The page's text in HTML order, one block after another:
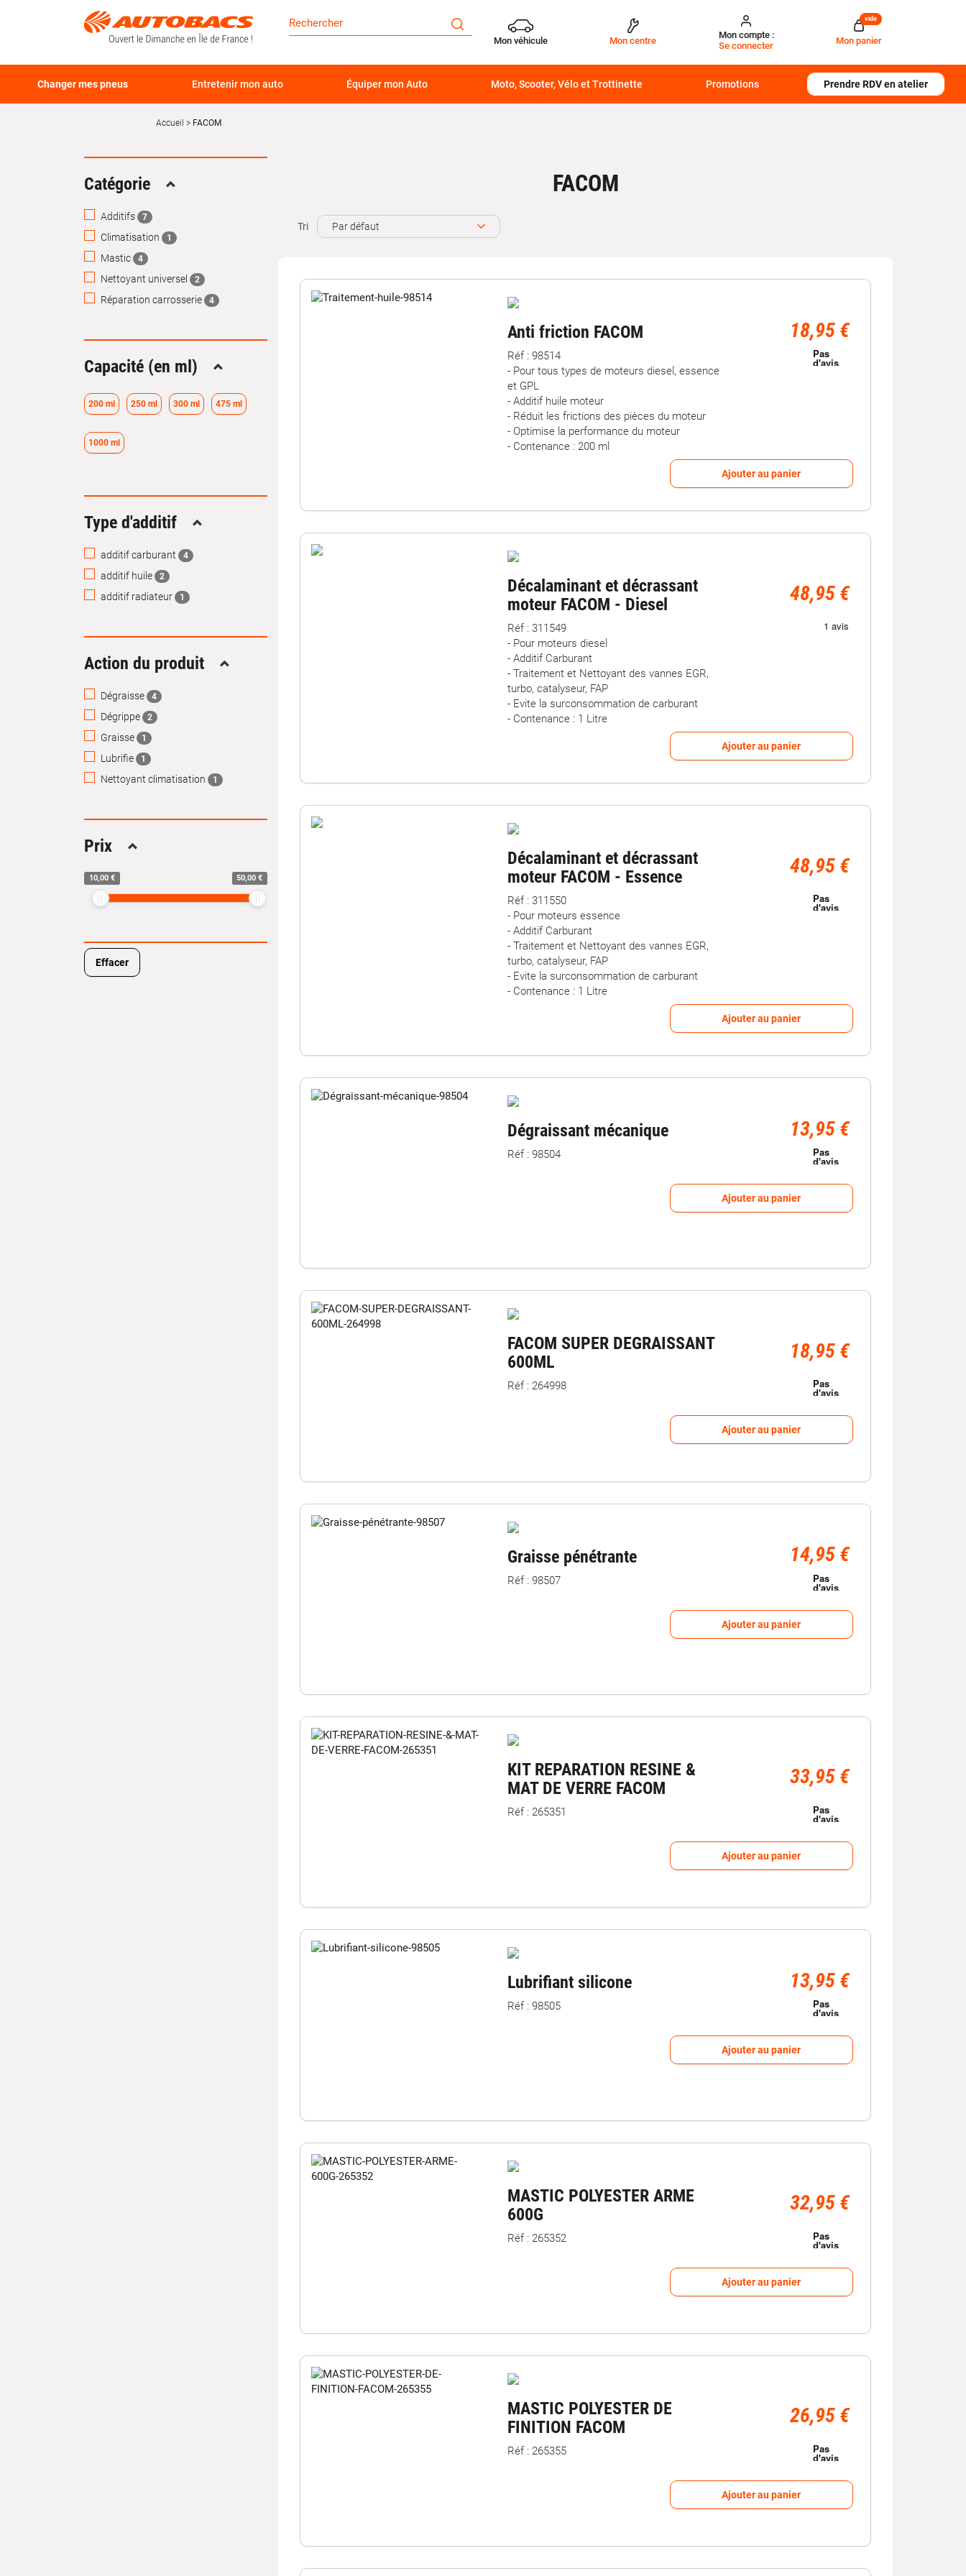
Mon véhicule Mon centre
Mon compte :
Se connecter
Mon panier
vide
Changer mes pneus Entretenir mon auto Équiper mon Auto Moto, Scooter, Vélo et Trottinette Promotions Prendre RDV en atelier
Accueil FACOM
Catégorie Replier
Additifs 7
Climatisation 1
Mastic 4
Nettoyant universel 2
Réparation carrosserie 4
Capacité (en ml) Replier
200 ml 250 ml 300 ml 475 ml
1000 ml
Type d'additif Replier
additif carburant 4
additif huile 2
additif radiateur 1
Action du produit Replier
Dégraisse 4
Dégrippe 2
Graisse 1
Lubrifie 1
Nettoyant climatisation 1
Prix Replier
10,00 € 50,00 €
Effacer
FACOM
Tri Par défaut
Anti friction FACOM 18,95 €
Réf : 98514
- Pour tous types de moteurs diesel, essence
et GPL
- Additif huile moteur
- Réduit les frictions des pièces du moteur
- Optimise la performance du moteur
- Contenance : 200 ml
Ajouter au panier
Décalaminant et décrassant
moteur FACOM - Diesel
48,95 €
Réf : 311549
- Pour moteurs diesel
- Additif Carburant
- Traitement et Nettoyant des vannes EGR,
turbo, catalyseur, FAP
- Evite la surconsommation de carburant
- Contenance : 1 Litre
Ajouter au panier
Décalaminant et décrassant
moteur FACOM - Essence
48,95 €
Réf : 311550
- Pour moteurs essence
- Additif Carburant
- Traitement et Nettoyant des vannes EGR,
turbo, catalyseur, FAP
- Evite la surconsommation de carburant
- Contenance : 1 Litre
Ajouter au panier
Dégraissant mécanique 13,95 €
Réf : 98504
Ajouter au panier
FACOM SUPER DEGRAISSANT
600ML
18,95 €
Réf : 264998
Ajouter au panier
Graisse pénétrante 14,95 €
Réf : 98507
Ajouter au panier
KIT REPARATION RESINE &
MAT DE VERRE FACOM
33,95 €
Réf : 265351
Ajouter au panier
Lubrifiant silicone 13,95 €
Réf : 98505
Ajouter au panier
MASTIC POLYESTER ARME
600G
32,95 €
Réf : 265352
Ajouter au panier
MASTIC POLYESTER DE
FINITION FACOM
26,95 €
Réf : 265355
Ajouter au panier